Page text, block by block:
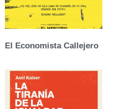
El Economista Callejero